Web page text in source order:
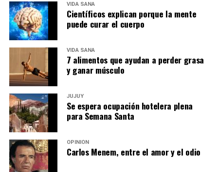
VIDA SANA
Científicos explican porque la mente
puede curar el cuerpo
VIDA SANA
7 alimentos que ayudan a perder grasa
y ganar músculo
JUJUY
Se espera ocupación hotelera plena
para Semana Santa
OPINIÓN
Carlos Menem, entre el amor y el odio